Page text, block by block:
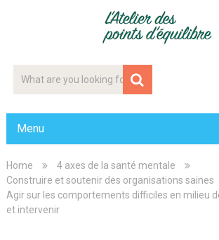
Menu
Home
4 axes de la santé mentale
Construire et soutenir des organisations saines
Agir sur les comportements difficiles en milieu
et intervenir